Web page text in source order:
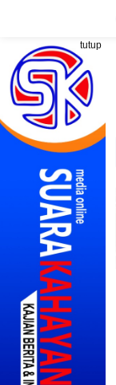
Langsung
konten
tutup